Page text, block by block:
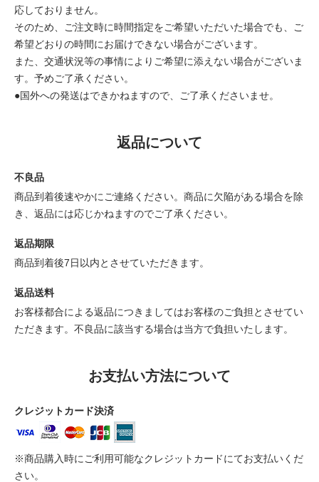
応しておりません。
そのため、ご注文時に時間指定をご希望いただいた場合でも、ご
希望どおりの時間にお届けできない場合がございます。
また、交通状況等の事情によりご希望に添えない場合がございま
す。予めご了承ください。
●国外への発送はできかねますので、ご了承くださいませ。
返品について
不良品
商品到着後速やかにご連絡ください。商品に欠陥がある場合を除
き、返品には応じかねますのでご了承ください。
返品期限
商品到着後7日以内とさせていただきます。
返品送料
お客様都合による返品につきましてはお客様のご負担とさせてい
ただきます。不良品に該当する場合は当方で負担いたします。
お支払い方法について
クレジットカード決済
※商品購入時にご利用可能なクレジットカードにてお支払いくだ
さい。